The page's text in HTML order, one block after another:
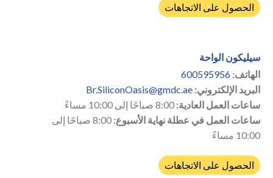
الحصول على الاتجاهات
سيليكون الواحة
الهاتف: 600595956
البريد الإلكتروني: Br.SiliconOasis@gmdc.ae
ساعات العمل العادية:
ساعات العمل في عطلة نهاية الأسبوع:
8:00 صباحًا إلى
10:00 مساءً
الحصول على الاتجاهات